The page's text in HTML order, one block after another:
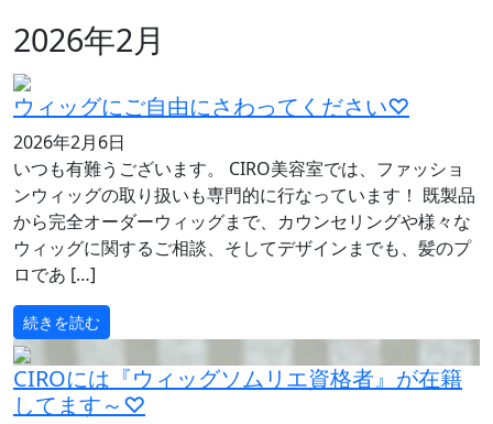
2026年2月
ウィッグにご自由にさわってください♡
2026年2月6日
いつも有難うございます。 CIRO美容室では、ファッショ
ンウィッグの取り扱いも専門的に行なっています！ 既製品
から完全オーダーウィッグまで、カウンセリングや様々な
ウィッグに関するご相談、そしてデザインまでも、髪のプ
ロであ […]
続きを読む
CIROには『ウィッグソムリエ資格者』が在籍
してます～♡